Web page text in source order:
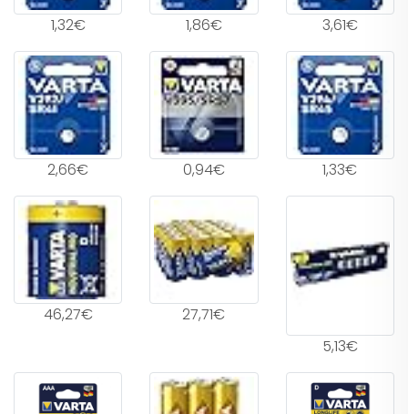
1,32€ 1,86€ 3,61€
2,66€ 0,94€ 1,33€
46,27€
27,71€
5,13€